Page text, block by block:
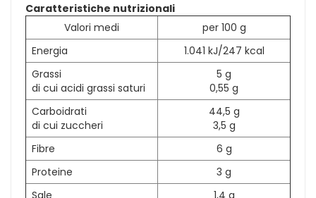
Caratteristiche nutrizionali
Valori medi
per 100 g
Energia
1.041 kJ/247 kcal
Grassi
di cui acidi grassi saturi
5 g
0,55 g
Carboidrati
di cui zuccheri
44,5 g
3,5 g
Fibre
6 g
Proteine
3 g